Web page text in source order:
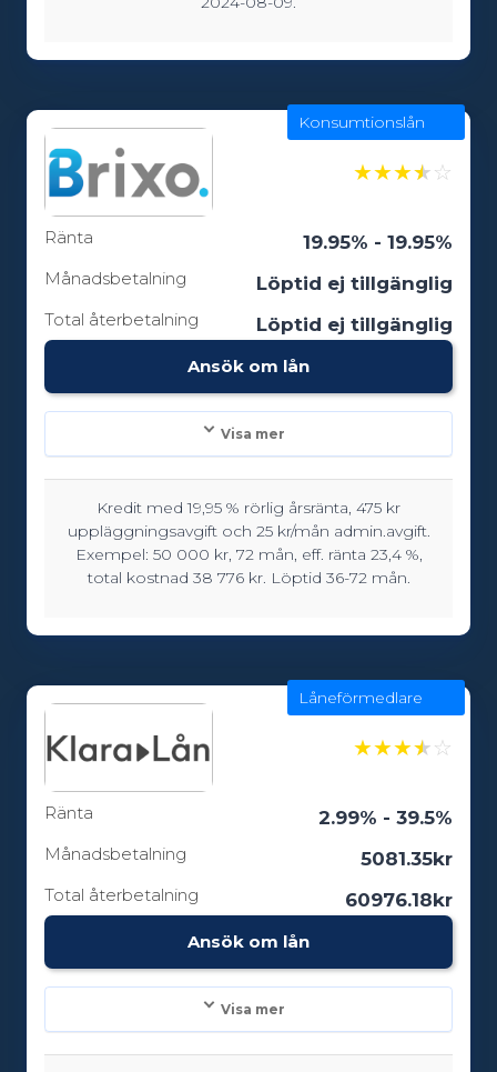
Ålderskrav:
18
★★★★☆
Ränta 19.95% - 19.95%
Månadsbetalning Löptid ej tillgänglig
Total återbetalning Löptid ej tillgänglig
Ansök om lån
Konsumtionslån
Visa mer
Lånebelopp:
10000 - 100000kr
Ålderskrav:
18
Kredit med 19,95 % rörlig årsränta, 475 kr
uppläggningsavgift och 25 kr/mån admin.avgift.
Exempel: 50 000 kr, 72 mån, eff. ränta 23,4 %,
total kostnad 38 776 kr. Löptid 36-72 mån.
★★★★☆
Ränta 2.99% - 39.5%
Månadsbetalning 5081.35kr
Total återbetalning 60976.18kr
Ansök om lån
Låneförmedlare
Visa mer